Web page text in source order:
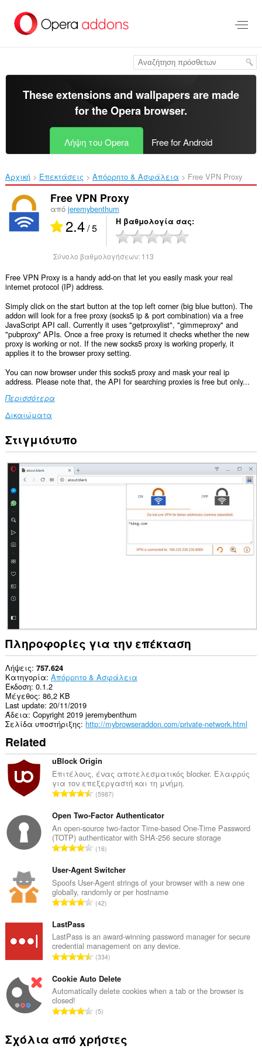
στο
κύριο
These extensions and wallpapers are made
for theOpera browser.
Λήψη του Opera Free for Android
Αρχική Επεκτάσεις Απόρρητο & Ασφάλεια Free VPN Proxy‎
Free VPN Proxy
από jeremybenthum
2.4/ 5 Η βαθμολογία σας
Σύνολο βαθμολογήσεων: 113
Free VPN Proxy is a handy add-on that let you easily mask your real
internet protocol (IP) address.
Simply click on the start button at the top left corner (big blue button). The
addon will look for a free proxy (socks5 ip & port combination) via a free
JavaScript API call. Currently it uses "getproxylist", "gimmeproxy" and
"pubproxy" APIs. Once a free proxy is returned it checks whether the new
proxy is working or not. If the new socks5 proxy is working properly, it
applies it to the browser proxy setting.
You can now browser under this socks5 proxy and mask your real ip
address. Please note that, the API for searching proxies is free but only...
Περισσότερα
Δικαιώματα
Αυτή
η
μπορεί
έχει
πρόσβαση
στα
δεδομένα
σας
σε
ορισμένους
This
can
create
notifications
and
them
to
you
in
the
system
tray.
Αυτή
η
επέκταση
μπορεί
έχει
πρόσβαση
στις
ρυθμίσεις
διακομιστή
μεσολάβησης.
Στιγμιότυπο
Πληροφορίες για την επέκταση
Λήψεις 757.624
Κατηγορία Απόρρητο & Ασφάλεια
Έκδοση 0.1.2
Μέγεθος 86,2 KB
Last update 20/11/2019
Άδεια Copyright 2019 jeremybenthum
Σελίδα υποστήριξης http://mybrowseraddon.com/private-network.html
Related
uBlock Origin
Επιτέλους, ένας αποτελεσματικός blocker. Ελαφρύς
για τον επεξεργαστή και τη μνήμη.
Σ
ν
ο
λ
ο
α
θ
μ
ο
ο
γ
ή
ε
ω
:
5987
Open Two-Factor Authenticator
An open-source two-factor Time-based One-Time Password
(TOTP) authenticator with SHA-256 secure storage
Σ
ν
ο
λ
ο
θ
μ
ο
λ
ο
γ
ή
ε
ω
16
User-Agent Switcher
Spoofs User-Agent strings of your browser with a new one
globally, randomly or per hostname
Σ
ο
λ
ο
α
θ
μ
ο
ο
42
LastPass
LastPass is an award-winning password manager for secure
credential management on any device.
Σ
ν
ο
ο
α
334
Cookie Auto Delete
Automatically delete cookies when a tab or the browser is
closed!
Σ
ο
5
Σχόλια από χρήστες